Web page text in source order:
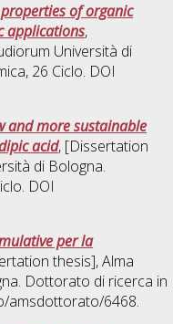
of organic
applications,
Università di
, 26 Ciclo. DOI
and more sustainable
acid, [Dissertation
di Bologna.
DOI
per la
thesis], Alma
Dottorato di ricerca in
amsdottorato/6468.